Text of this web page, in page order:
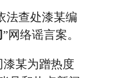
查处漆某编
”网络谣言案。
某为蹭热度